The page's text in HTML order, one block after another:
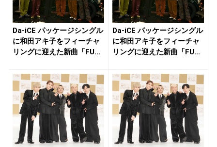
Da-iCE パッケージシングル
に和田アキ子をフィーチャ
リングに迎えた新曲「FU...
Da-iCE パッケージシングル
に和田アキ子をフィーチャ
リングに迎えた新曲「FU...